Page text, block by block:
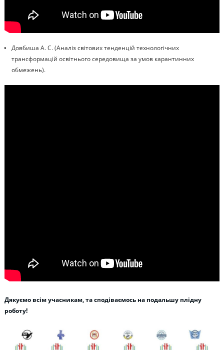
Довбиша А. С. (Аналіз світових тенденцій технологічних
трансформацій освітнього середовища за умов карантинних
обмежень).
Дякуємо всім учасникам, та сподіваємось на подальшу плідну
роботу!